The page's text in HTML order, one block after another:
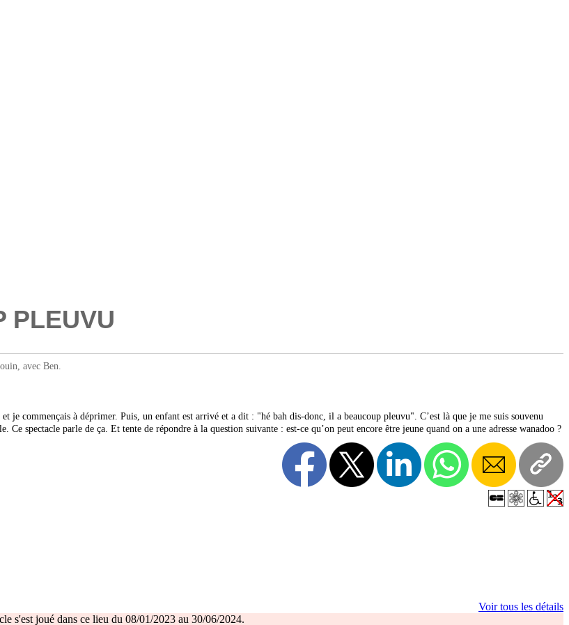
PLEUVU
avec Ben.
je commençais à déprimer. Puis, un enfant est arrivé et a dit : "hé bah dis-donc, il a beaucoup pleuvu". C’est là que je me suis souvenu
Ce spectacle parle de ça. Et tente de répondre à la question suivante : est-ce qu’on peut encore être jeune quand on a une adresse wanadoo ?
Voir tous les détails
s'est joué dans ce lieu du 08/01/2023 au 30/06/2024.